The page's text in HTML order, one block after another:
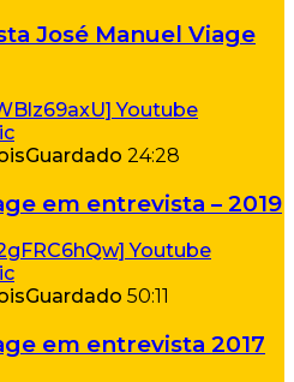
José Manuel Viage
Guardado 24:28
em entrevista – 2019
Guardado 50:11
em entrevista 2017